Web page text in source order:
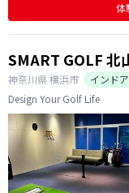
体
SMART GOLF 北
神奈川県横浜市
インドア
Design Your Golf Life